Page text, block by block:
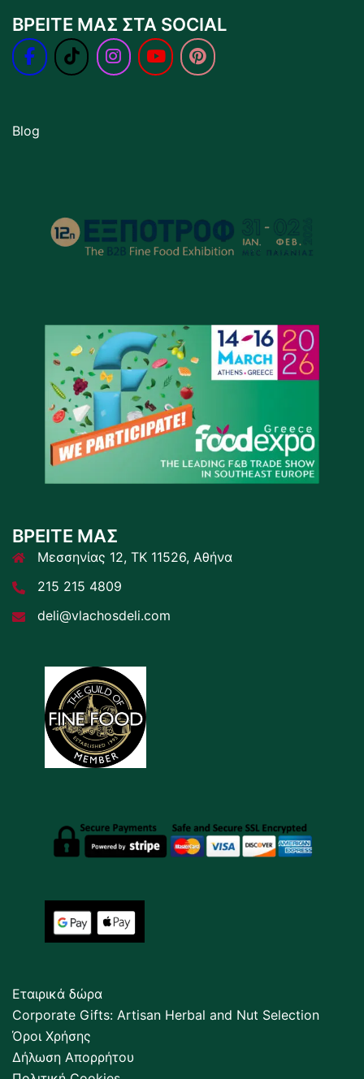
ΒΡΕΙΤΕ ΜΑΣ ΣΤΑ SOCIAL
Blog
ΒΡΕΙΤΕ ΜΑΣ
Μεσσηνίας 12, ΤΚ 11526, Αθήνα
215 215 4809
deli@vlachosdeli.com
Εταιρικά δώρα
Corporate Gifts: Artisan Herbal and Nut Selection
Όροι Χρήσης
Δήλωση Απορρήτου